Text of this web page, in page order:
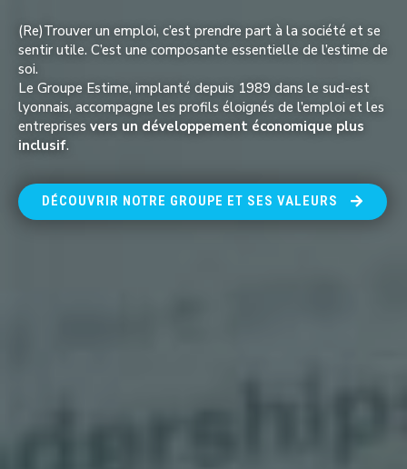
(Re)Trouver un emploi, c’est prendre part à la société et se
sentir utile. C’est une composante essentielle de l’estime de
soi.
Le Groupe Estime, implanté depuis 1989 dans le sud-est
lyonnais, accompagne les profils éloignés de l’emploi et les
entreprises vers un développement économique plus
inclusif.
DÉCOUVRIR NOTRE GROUPE ET SES VALEURS